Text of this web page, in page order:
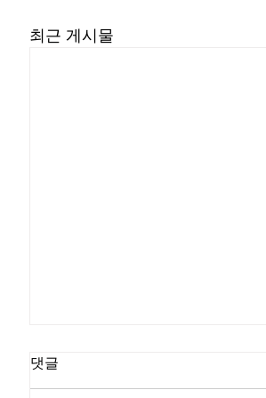
최근 게시물
길요나 목사
“한계를 넘어서는 인생을 살라” (삼
댓글